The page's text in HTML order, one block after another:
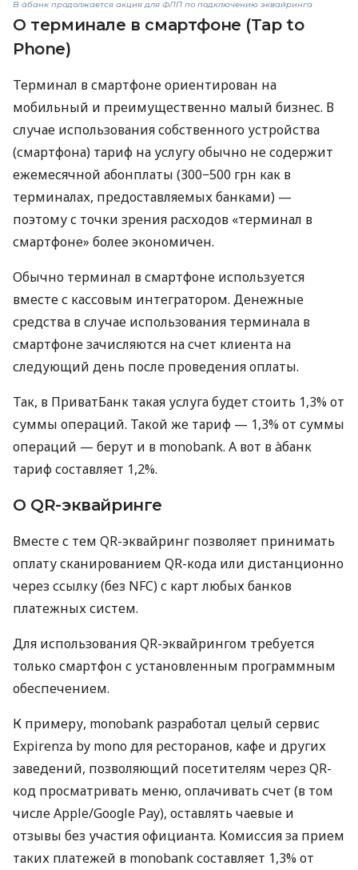
В àбанк продолжается акция для ФЛП по подключению эквайринга
О терминале в смартфоне (Tap to
Phone)
Терминал в смартфоне ориентирован на
мобильный и преимущественно малый бизнес. В
случае использования собственного устройства
(смартфона) тариф на услугу обычно не содержит
ежемесячной абонплаты (300−500 грн как в
терминалах, предоставляемых банками) —
поэтому с точки зрения расходов «терминал в
смартфоне» более экономичен.
Обычно терминал в смартфоне используется
вместе с кассовым интегратором. Денежные
средства в случае использования терминала в
смартфоне зачисляются на счет клиента на
следующий день после проведения оплаты.
Так, в ПриватБанк такая услуга будет стоить 1,3% от
суммы операций. Такой же тариф — 1,3% от суммы
операций — берут и в monobank. А вот в àбанк
тариф составляет 1,2%.
О QR-эквайринге
Вместе с тем QR-эквайринг позволяет принимать
оплату сканированием QR-кода или дистанционно
через ссылку (без NFC) с карт любых банков
платежных систем.
Для использования QR-эквайрингом требуется
только смартфон с установленным программным
обеспечением.
К примеру, monobank разработал целый сервис
Expirenza by mono для ресторанов, кафе и других
заведений, позволяющий посетителям через QR-
код просматривать меню, оплачивать счет (в том
числе Apple/Google Pay), оставлять чаевые и
отзывы без участия официанта. Комиссия за прием
таких платежей в monobank составляет 1,3% от